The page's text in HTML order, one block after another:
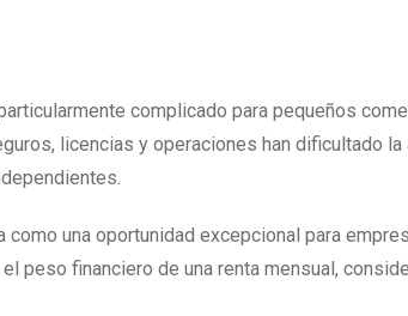
complicado para pequeños
licencias y operaciones han dificultado
una oportunidad excepcional para
peso financiero de una renta mensual,